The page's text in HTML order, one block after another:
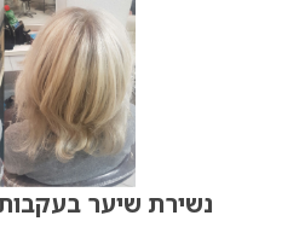
נשירת שיער